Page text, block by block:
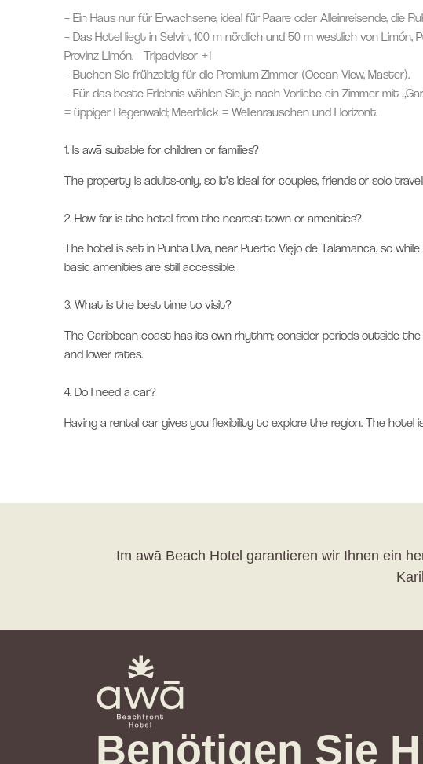
– Ein Haus nur für Erwachsene, ideal für Paare oder Alleinreisende, die
– Das Hotel liegt in Selvin, 100 m nördlich und 50 m westlich von Limón,
Provinz Limón.
Tripadvisor +1
– Buchen Sie frühzeitig für die Premium-Zimmer (Ocean View, Master).
– Für das beste Erlebnis wählen Sie je nach Vorliebe ein Zimmer mit
= üppiger Regenwald; Meerblick = Wellenrauschen und Horizont.
1. Is awā suitable for children or families?
The property is adults-only, so it’s ideal for couples, friends or solo
2. How far is the hotel from the nearest town or amenities?
The hotel is set in Punta Uva, near Puerto Viejo de Talamanca, so
basic amenities are still accessible.
3. What is the best time to visit?
The Caribbean coast has its own rhythm; consider periods outside
and lower rates.
4. Do I need a car?
Having a rental car gives you flexibility to explore the region. The
Im awā Beach Hotel garantieren wir Ihnen ein
Benötigen Sie